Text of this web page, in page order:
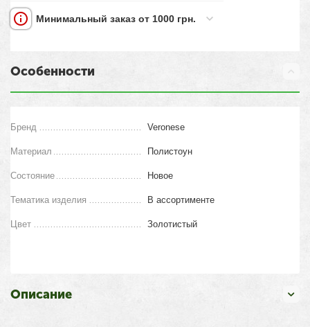
Минимальный заказ от 1000 грн.
Особенности
Бренд Veronese
Материал Полистоун
Состояние Новое
Тематика изделия В ассортименте
Цвет Золотистый
Описание